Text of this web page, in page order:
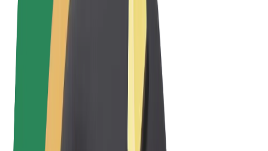
Sąlygos
Privatumas
Slapukai
© 2026 Bolt Technology OÜ
Paslaugos